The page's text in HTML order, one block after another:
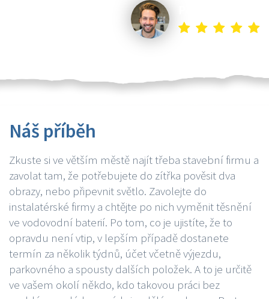
Náš příběh
Zkuste si ve větším městě najít třeba stavební firmu a
zavolat tam, že potřebujete do zítřka pověsit dva
obrazy, nebo připevnit světlo. Zavolejte do
instalatérské firmy a chtějte po nich vyměnit těsnění
ve vodovodní baterií. Po tom, co je ujistíte, že to
opravdu není vtip, v lepším případě dostanete
termín za několik týdnů, účet včetně výjezdu,
parkovného a spousty dalších položek. A to je určitě
ve vašem okolí někdo, kdo takovou práci bez